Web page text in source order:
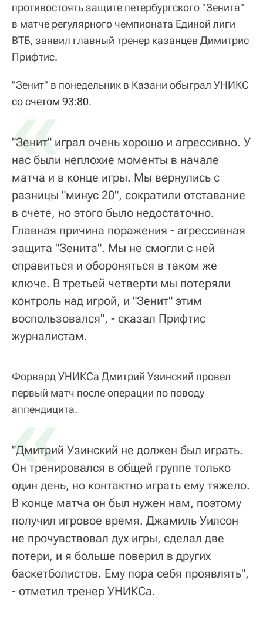
противостоять защите петербургского "Зенита"
в матче регулярного чемпионата Единой лиги
ВТБ, заявил главный тренер казанцев Димитрис
Прифтис.
"Зенит" в понедельник в Казани обыграл УНИКС
со счетом 93:80.
«
"Зенит" играл очень хорошо и агрессивно. У
нас были неплохие моменты в начале
матча и в конце игры. Мы вернулись с
разницы "минус 20", сократили отставание
в счете, но этого было недостаточно.
Главная причина поражения - агрессивная
защита "Зенита". Мы не смогли с ней
справиться и обороняться в таком же
ключе. В третьей четверти мы потеряли
контроль над игрой, и "Зенит" этим
воспользовался", - сказал Прифтис
журналистам.
Форвард УНИКСа Дмитрий Узинский провел
первый матч после операции по поводу
аппендицита.
«
"Дмитрий Узинский не должен был играть.
Он тренировался в общей группе только
один день, но контактно играть ему тяжело.
В конце матча он был нужен нам, поэтому
получил игровое время. Джамиль Уилсон
не прочувствовал дух игры, сделал две
потери, и я больше поверил в других
баскетболистов. Ему пора себя проявлять",
- отметил тренер УНИКСа.